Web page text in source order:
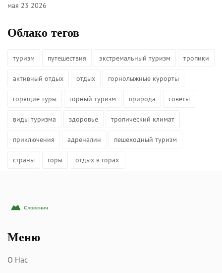
мая 23 2026
Облако тегов
туризм путешествия экстремальный туризм тропики
активный отдых отдых горнолыжные курорты
горящие туры горный туризм природа советы
виды туризма здоровье тропический климат
приключения адреналин пешеходный туризм
страны горы отдых в горах
Меню
О Нас